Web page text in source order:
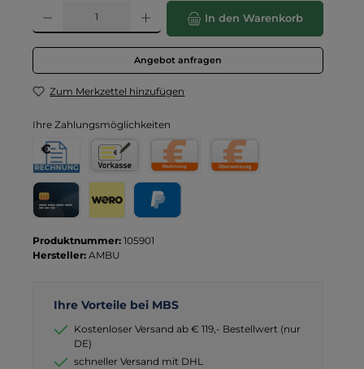
Produkt Anzahl: Gib den gewünschten Wert ein oder benutze die
In den Warenkorb
Angebot anfragen
Zum Merkzettel hinzufügen
Ihre Zahlungsmöglichkeiten
Rechnung
Rechnung für Behörden
Vorkasse
Produktnummer: 105901
Hersteller: AMBU
Ihre Vorteile bei MBS
Kostenloser Versand ab € 119,- Bestellwert (nur
DE)
schneller Versand mit DHL